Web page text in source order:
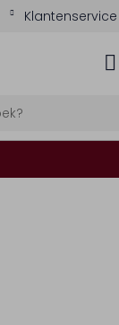
Klantenservice